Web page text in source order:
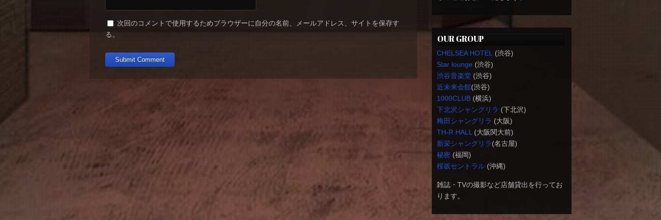
次回のコメントで使用するためブラウザーに自分の名前、メールアドレス、サイトを保存す
る。
OUR GROUP
CHELSEA HOTEL
(渋谷)
Star lounge(渋谷)
渋谷音楽堂(渋谷)
近未来会館(渋谷)
1000CLUB(横浜)
下北沢シャングリラ (下北沢)
梅田シャングリラ (大阪)
TH-R HALL (大阪関大前)
新栄シャングリラ(名古屋)
秘密(福岡)
桜坂セントラル(沖縄)
雑誌・TVの撮影など店舗貸出を行ってお
ります。